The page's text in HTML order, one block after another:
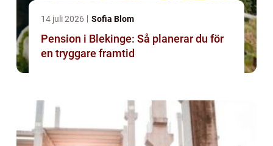
14 juli 2026 Sofia Blom
Pension i Blekinge: Så planerar du för
en tryggare framtid